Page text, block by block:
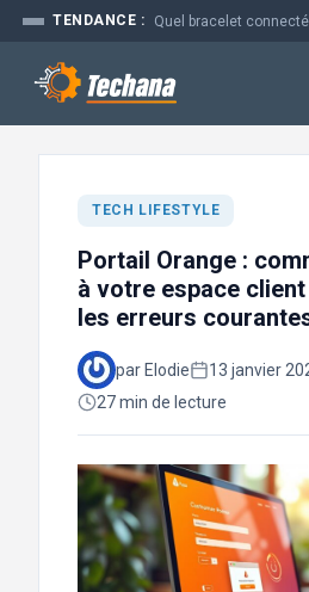
Aller
contenu
TENDANCE :
TECH LIFESTYLE
Portail Orange :
à votre espace
les erreurs
par Elodie
13 janvier
27 min de lecture